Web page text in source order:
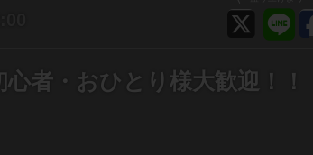
者・おひとり様大歓迎！！